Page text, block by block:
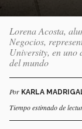
Lorena Acosta,
Negocios,
University, en uno
del mundo
Por KARLA
Tiempo estimado de